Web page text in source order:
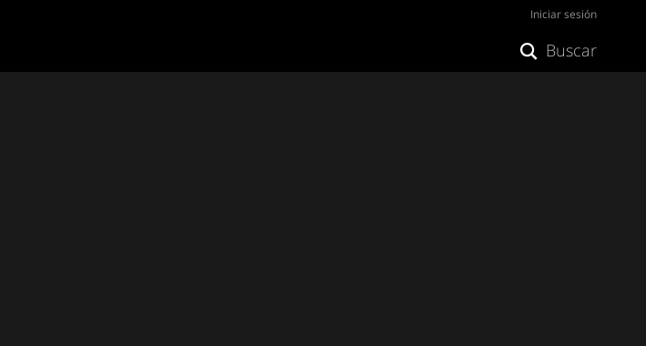
Iniciar sesión
Buscar